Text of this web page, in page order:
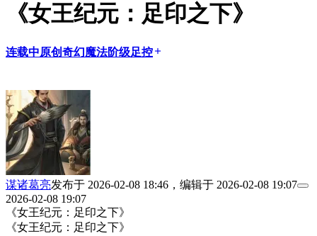
《女王纪元：足印之下》
连载中原创奇幻魔法阶级足控 add
谋诸葛亮发布于 2026-02-08 18:46 ，编辑于 2026-02-08 19:07
2026-02-08 19:07
《女王纪元：足印之下》
《女王纪元：足印之下》